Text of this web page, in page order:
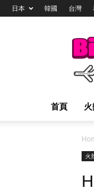
日本 韓國 台灣
首頁
火